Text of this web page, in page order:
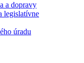
a dopravy
legislatívne
úradu